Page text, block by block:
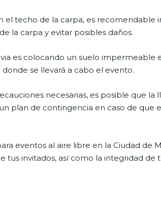
el techo de la carpa, es recomendable
la carpa y evitar posibles daños.
es colocando un suelo impermeable
se llevará a cabo el evento.
necesarias, es posible que la
plan de contingencia en caso de que
eventos al aire libre en la Ciudad de
tus invitados, así como la integridad